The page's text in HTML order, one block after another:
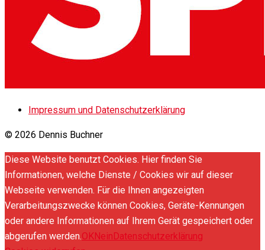
Impressum und Datenschutzerklärung
© 2026 Dennis Buchner
Diese Website benutzt Cookies. Hier finden Sie
Informationen, welche Dienste / Cookies wir auf dieser
Webseite verwenden. Für die Ihnen angezeigten
Verarbeitungszwecke können Cookies, Geräte-Kennungen
oder andere Informationen auf Ihrem Gerät gespeichert oder
abgerufen werden.OKNeinDatenschutzerklärung